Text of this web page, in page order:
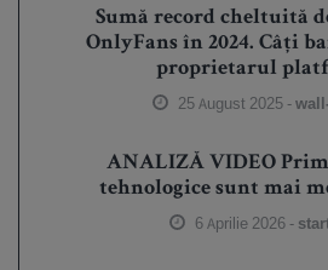
Sumă record cheltuită
OnlyFans în 2024. Câți
proprietarul
25 August 2025 -
ANALIZĂ VIDEO
tehnologice sunt mai
6 Aprilie 2026 -